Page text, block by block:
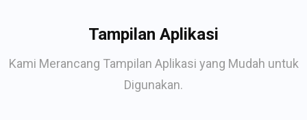
Tampilan Aplikasi
Kami Merancang Tampilan Aplikasi yang Mudah untuk
Digunakan.